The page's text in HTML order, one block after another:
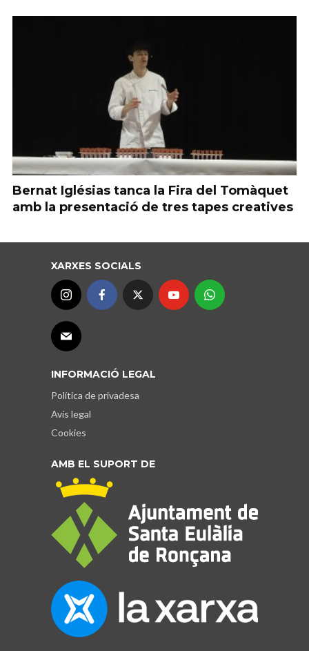
Bernat Iglésias tanca la Fira del Tomàquet
amb la presentació de tres tapes creatives
XARXES SOCIALS
INFORMACIÓ LEGAL
Política de privadesa
Avís legal
Cookies
AMB EL SUPORT DE